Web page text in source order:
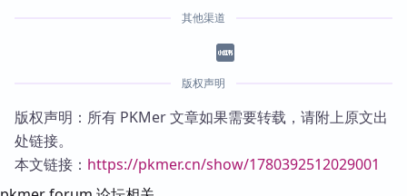
其他渠道
版权声明
版权声明：所有 PKMer 文章如果需要转载，请附上原文出
处链接。
本文链接： https://pkmer.cn/show/1780392512029001